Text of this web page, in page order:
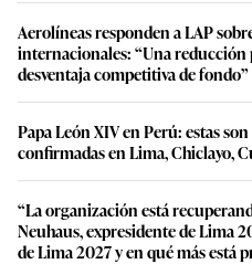
Aerolíneas responden a LAP
internacionales: “Una reducción
desventaja competitiva de fondo”
Papa León XIV en Perú: estas
confirmadas en Lima, Chiclayo,
“La organización está
Neuhaus, expresidente de Lima
de Lima 2027 y en qué más está